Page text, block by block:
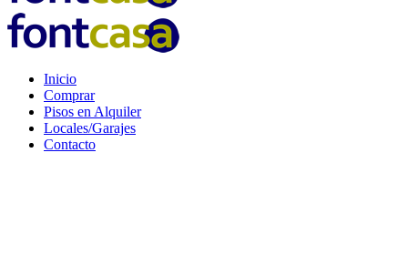
Inicio
Comprar
Pisos en Alquiler
Locales/Garajes
Contacto